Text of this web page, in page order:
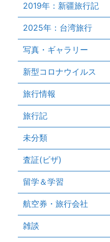
2019年：新疆旅行記
2025年：台湾旅行
写真・ギャラリー
新型コロナウイルス
旅行情報
旅行記
未分類
査証(ビザ)
留学＆学習
航空券・旅行会社
雑談